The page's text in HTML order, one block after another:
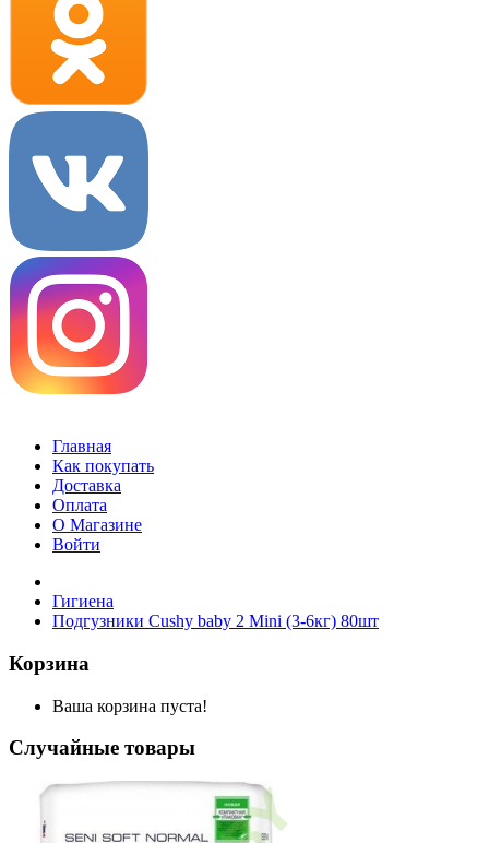
Главная
Как покупать
Доставка
Оплата
О Магазине
Войти
Гигиена
Подгузники Cushy baby 2 Mini (3-6кг) 80шт
Корзина
Ваша корзина пуста!
Случайные товары